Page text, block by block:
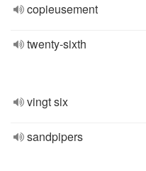
copieusement
twenty-sixth
vingt six
sandpipers